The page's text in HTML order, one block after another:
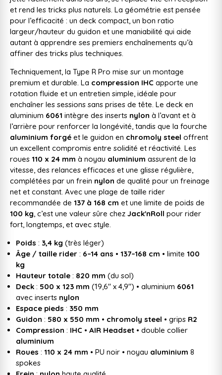
et rend les tricks plus naturels. La géométrie est pensée
pour l’efficacité : un deck compact, un bon ratio
largeur/hauteur du guidon et une maniabilité qui aide
autant à apprendre ses premiers enchaînements qu’à
affiner des tricks plus techniques.
Techniquement, la Type R Pro mise sur un montage
premium et durable. La compression IHC apporte une
rotation fluide et un entretien simple, idéale pour
enchaîner les sessions sans prises de tête. Le deck en
aluminium 6061 intègre des inserts nylon à l’avant et à
l’arrière pour renforcer la longévité, tandis que la fourche
aluminium forgé et le guidon en chromoly steel offrent
un excellent compromis entre solidité et réactivité. Les
roues 110 x 24 mm à noyau aluminium assurent de la
vitesse, des relances efficaces et une glisse régulière,
complétées par un frein nylon de qualité pour un freinage
net et constant. Avec une plage de taille rider
recommandée de 137 à 168 cm et une limite de poids de
100 kg, c’est une valeur sûre chez Jack'nRoll pour rider
fort, longtemps, et avec style.
Poids : 3,4 kg (très léger)
Âge / taille rider : 6–14 ans • 137–168 cm • limite 100
kg
Hauteur totale : 820 mm (du sol)
Deck : 500 x 123 mm (19,6" x 4,9") • aluminium 6061
avec inserts nylon
Espace pieds : 350 mm
Guidon : 580 x 550 mm • chromoly steel • grips R2
Compression : IHC • AIR Headset • double collier
aluminium
Roues : 110 x 24 mm • PU noir • noyau aluminium 8
spokes